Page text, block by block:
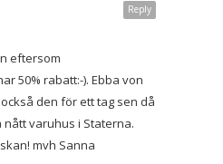
Reply
eftersom
50% rabatt:-). Ebba von
den för ett tag sen då
nått varuhus i Staterna.
mvh Sanna